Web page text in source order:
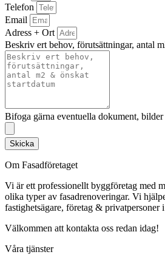
Telefon
Email
Adress + Ort
Beskriv ert behov, förutsättningar, antal
Bifoga gärna eventuella dokument,
Skicka
Om Fasadföretaget
Vi är ett professionellt byggföretag med
olika typer av fasadrenoveringar. Vi
fastighetsägare, företag & privatpersoner
Välkommen att kontakta oss redan idag!
Våra tjänster